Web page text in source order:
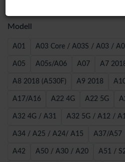
Modell
A01 A03 Core / A03S / A03 /
A05 A05s/A06 A07 A7
A8 2018 (A530F) A9 2018
A17/A16 A22 4G A22 5G
A32 4G / A31 A32 5G / A12 /
A34 / A25 / A24/ A15 A37/A57
A42 A50 / A30 / A20 A51 /